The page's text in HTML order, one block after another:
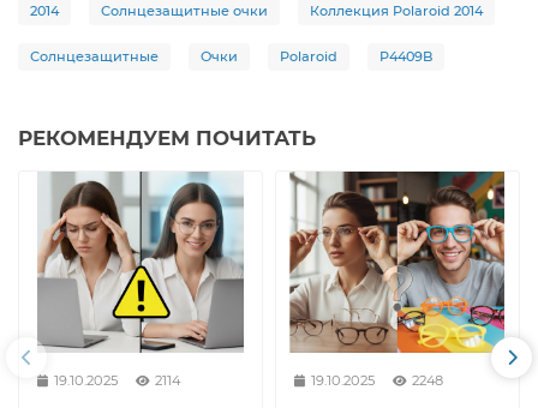
2014 Солнцезащитные очки Коллекция Polaroid 2014
Солнцезащитные Очки Polaroid P4409B
РЕКОМЕНДУЕМ ПОЧИТАТЬ
19.10.2025 2114 19.10.2025 2248